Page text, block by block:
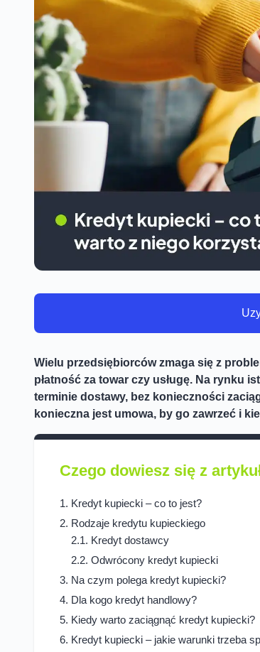
Wielu przedsiębiorców zmaga się z
płatność za towar czy usługę. Na rynku
terminie dostawy, bez konieczności
konieczna jest umowa, by go zawrzeć i
Czego dowiesz się z
Kredyt kupiecki – co to jest?
Rodzaje kredytu kupieckiego
Kredyt dostawcy
Odwrócony kredyt kupiecki
Na czym polega kredyt kupiecki?
Dla kogo kredyt handlowy?
Kiedy warto zaciągnąć kredyt kupiecki?
Kredyt kupiecki – jakie warunki trzeba